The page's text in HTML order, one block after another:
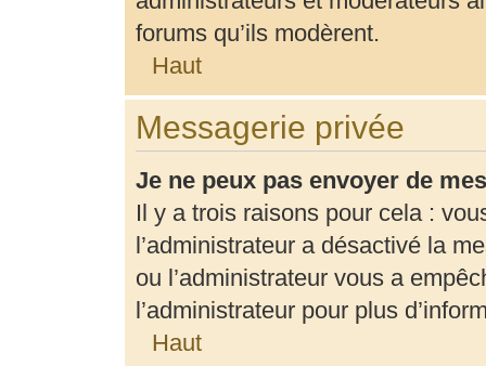
forums qu’ils modèrent.
Haut
Messagerie privée
Je ne peux pas envoyer de
Il y a trois raisons pour cela :
l’administrateur a désactivé la
ou l’administrateur vous a
l’administrateur pour plus
Haut